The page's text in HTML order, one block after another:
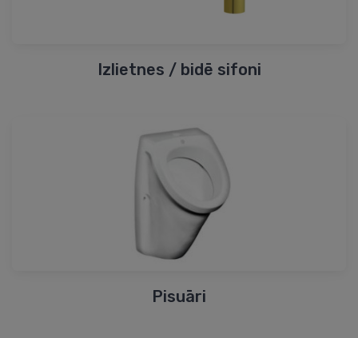
Izlietnes / bidē sifoni
Pisuāri